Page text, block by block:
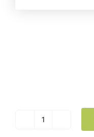
Camiseta